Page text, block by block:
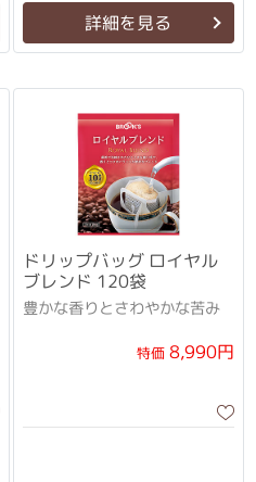
詳細を見る
ドリップバッグ ロイヤル
ブレンド 120袋
豊かな香りとさわやかな苦み
特価8,990円